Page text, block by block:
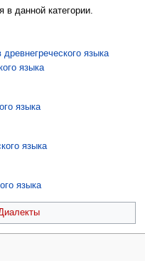
в данной категории.
языка
языка
языка
языка
языка